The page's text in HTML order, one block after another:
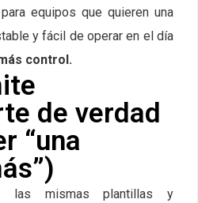
equipos que quieren una
y fácil de operar en el día
control.
de verdad
“una
las mismas plantillas y